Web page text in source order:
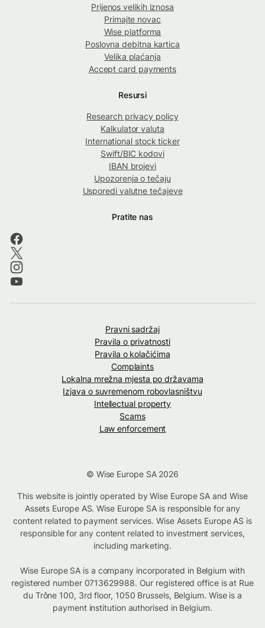
Prijenos velikih iznosa
Primajte novac
Wise platforma
Poslovna debitna kartica
Velika plaćanja
Accept card payments
Resursi
Research privacy policy
Kalkulator valuta
International stock ticker
Swift/BIC kodovi
IBAN brojevi
Upozorenja o tečaju
Usporedi valutne tečajeve
Pratite nas
Pravni sadržaj
Pravila o privatnosti
Pravila o kolačićima
Complaints
Lokalna mrežna mjesta po državama
Izjava o suvremenom robovlasništvu
Intellectual property
Scams
Law enforcement
© Wise Europe SA 2026
This website is jointly operated by Wise Europe SA and Wise
Assets Europe AS. Wise Europe SA is responsible for any
content related to payment services. Wise Assets Europe AS is
responsible for any content related to investment services,
including marketing.
Wise Europe SA is a company incorporated in Belgium with
registered number 0713629988. Our registered office is at Rue
du Trône 100, 3rd floor, 1050 Brussels, Belgium. Wise is a
payment institution authorised in Belgium.